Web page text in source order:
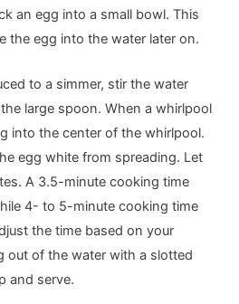
an egg into a small bowl. This
the egg into the water later on.
to a simmer, stir the water
large spoon. When a whirlpool
into the center of the whirlpool.
egg white from spreading. Let
A 3.5-minute cooking time
4- to 5-minute cooking time
the time based on your
out of the water with a slotted
and serve.